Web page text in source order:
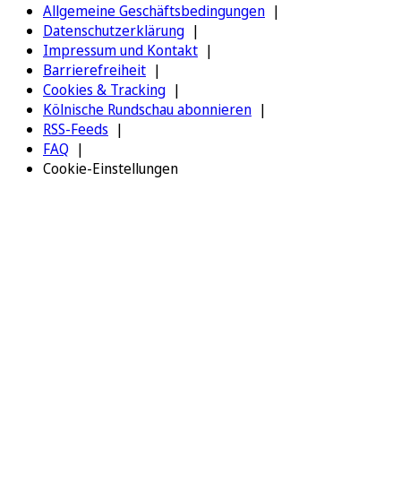
Allgemeine Geschäftsbedingungen
Datenschutzerklärung
Impressum und Kontakt
Barrierefreiheit
Cookies & Tracking
Kölnische Rundschau abonnieren
RSS-Feeds
FAQ
Cookie-Einstellungen